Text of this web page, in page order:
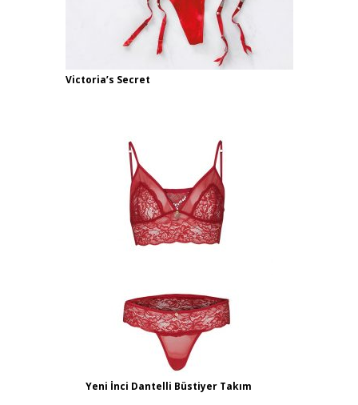
Victoria’s Secret
Yeni İnci Dantelli Büstiyer Takım